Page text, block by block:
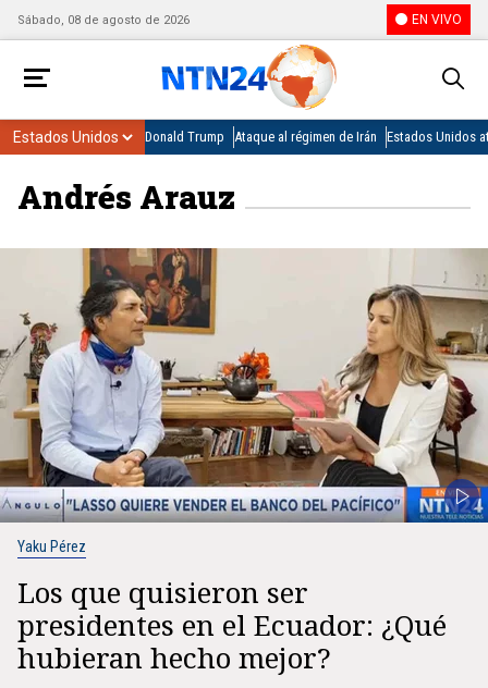
Sábado, 08 de agosto de 2026 EN VIVO
Donald Trump Ataque al régimen de Irán Estados Unidos
Andrés Arauz
Yaku Pérez
Los que quisieron ser
presidentes en el Ecuador: ¿Qué
hubieran hecho mejor?